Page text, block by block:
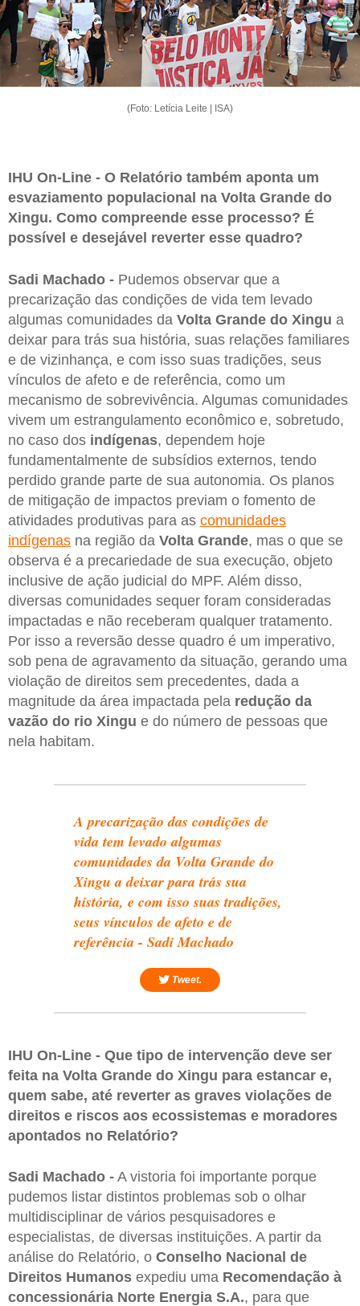
(Foto: Letícia Leite | ISA)
IHU On-Line - O Relatório também aponta um
esvaziamento populacional na Volta Grande do
Xingu. Como compreende esse processo? É
possível e desejável reverter esse quadro?
Sadi Machado - Pudemos observar que a
precarização das condições de vida tem levado
algumas comunidades da Volta Grande do Xingu a
deixar para trás sua história, suas relações familiares
e de vizinhança, e com isso suas tradições, seus
vínculos de afeto e de referência, como um
mecanismo de sobrevivência. Algumas comunidades
vivem um estrangulamento econômico e, sobretudo,
no caso dos indígenas, dependem hoje
fundamentalmente de subsídios externos, tendo
perdido grande parte de sua autonomia. Os planos
de mitigação de impactos previam o fomento de
atividades produtivas para as comunidades
indígenas na região da Volta Grande, mas o que se
observa é a precariedade de sua execução, objeto
inclusive de ação judicial do MPF. Além disso,
diversas comunidades sequer foram consideradas
impactadas e não receberam qualquer tratamento.
Por isso a reversão desse quadro é um imperativo,
sob pena de agravamento da situação, gerando uma
violação de direitos sem precedentes, dada a
magnitude da área impactada pela redução da
vazão do rio Xingu e do número de pessoas que
nela habitam.
A precarização das condições de
vida tem levado algumas
comunidades da Volta Grande do
Xingu a deixar para trás sua
história, e com isso suas tradições,
seus vínculos de afeto e de
referência - Sadi Machado
Tweet.
IHU On-Line - Que tipo de intervenção deve ser
feita na Volta Grande do Xingu para estancar e,
quem sabe, até reverter as graves violações de
direitos e riscos aos ecossistemas e moradores
apontados no Relatório?
Sadi Machado - A vistoria foi importante porque
pudemos listar distintos problemas sob o olhar
multidisciplinar de vários pesquisadores e
especialistas, de diversas instituições. A partir da
análise do Relatório, o Conselho Nacional de
Direitos Humanos expediu uma Recomendação à
concessionária Norte Energia S.A., para que